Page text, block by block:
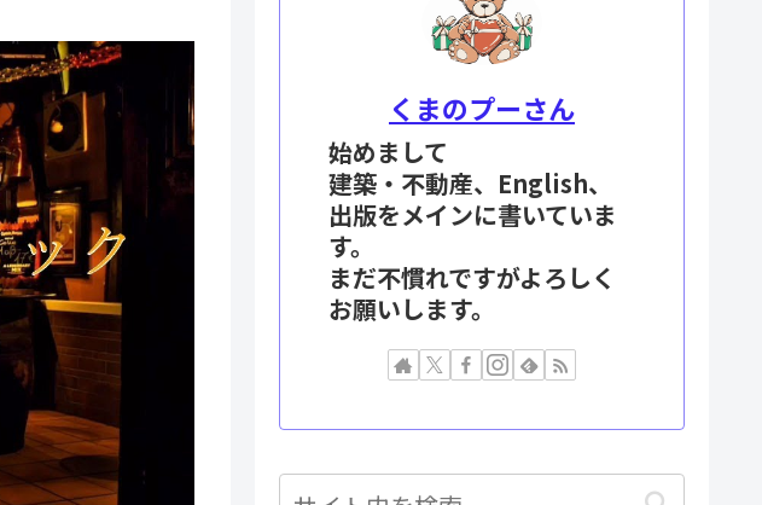
くまのプーさん
始めまして
建築・不動産、English、
出版をメインに書いていま
す。
まだ不慣れですがよろしく
お願いします。